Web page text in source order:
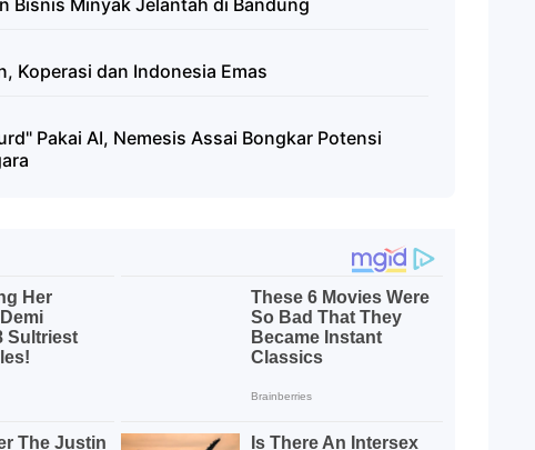
Bisnis Minyak Jelantah di Bandung
Koperasi dan Indonesia Emas
Pakai AI, Nemesis Assai Bongkar Potensi